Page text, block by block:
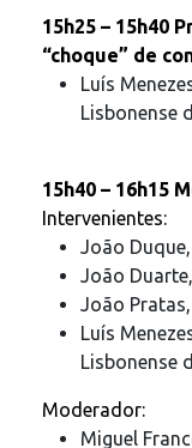
15h25 – 15h40
“choque” de
Luís
Lisbonense
15h40 – 16h15
Intervenientes:
João Duque,
João
João Pratas,
Luís
Lisbonense
Moderador:
Miguel